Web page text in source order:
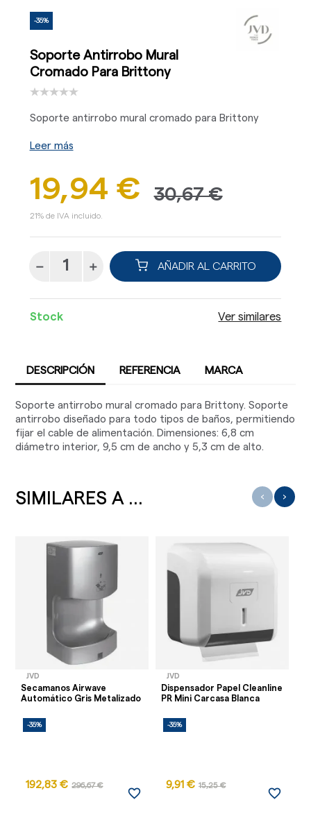
-35%
Soporte Antirrobo Mural
Cromado Para Brittony
Soporte antirrobo mural cromado para Brittony
Leer más
19,94 € 30,67 €
21% de IVA incluido.
AÑADIR AL CARRITO
Stock Ver similares
DESCRIPCIÓN REFERENCIA MARCA
Soporte antirrobo mural cromado para Brittony. Soporte
antirrobo diseñado para todo tipos de baños, permitiendo
fijar el cable de alimentación. Dimensiones: 6,8 cm
diámetro interior, 9,5 cm de ancho y 5,3 cm de alto.
SIMILARES A ...
JVD
Secamanos Airwave
Automático Gris Metalizado
-35%
192,83 € 296,67 €
favorite_border
JVD
Dispensador Papel Cleanline
PR Mini Carcasa Blanca
-35%
9,91 € 15,25 €
favorite_border
‹ ›